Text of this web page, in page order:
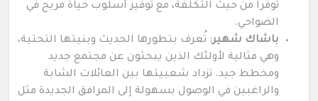
توفراً من حيث التكلفة، مع توفير أسلوب حياة مريح في
الضواحي.
باشاك شهير: تُعرف بتطورها الحديث وبنيتها التحتية،
وهي مثالية لأولئك الذين يبحثون عن مجتمع جديد
ومخطط جيد. تزداد شعبيتها بين العائلات الشابة
والراغبين في الوصول بسهولة إلى المرافق الجديدة مثل